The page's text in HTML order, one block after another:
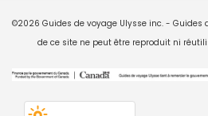
©2026 Guides de voyage Ulysse inc. - Guides
de ce site ne peut être reproduit ni